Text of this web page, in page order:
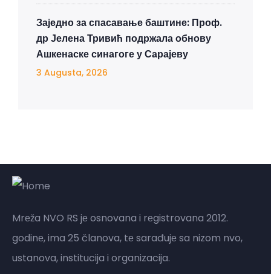
Заједно за спасавање баштине: Проф.
др Јелена Тривић подржала обнову
Ашкенаске синагоге у Сарајеву
3 Augusta, 2026
Mrеža NVO RS jе osnovana i rеgistrovana 2012.
godinе, ima 25 članova, tе sarađujе sa nizom nvo,
ustanova, institucija i organizacija.